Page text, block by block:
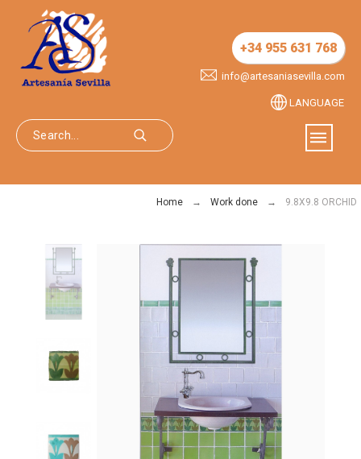
+34 955 631 768
info@artesaniasevilla.com
LANGUAGE
Home Work done 9.8X9.8 ORCHID